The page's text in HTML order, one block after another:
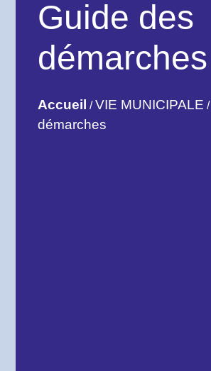
Guide des
démarches
Accueil /VIE MUNICIPALE /
démarches